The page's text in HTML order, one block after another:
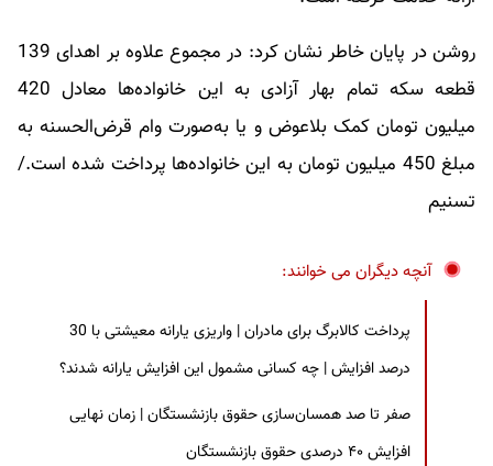
روشن در پایان خاطر نشان کرد: در مجموع علاوه بر اهدای 139
قطعه سکه تمام بهار آزادی به این خانواده‌ها معادل 420
میلیون تومان کمک بلاعوض و یا به‌صورت وام قرض‌الحسنه به
مبلغ 450 میلیون تومان به این خانواده‌ها پرداخت شده است./
تسنیم
آنچه دیگران می خوانند:
پرداخت کالابرگ برای مادران | واریزی یارانه معیشتی با 30
درصد افزایش | چه کسانی مشمول این افزایش یارانه شدند؟
صفر تا صد همسان‌سازی حقوق بازنشستگان | زمان نهایی
افزایش ۴۰ درصدی حقوق بازنشستگان